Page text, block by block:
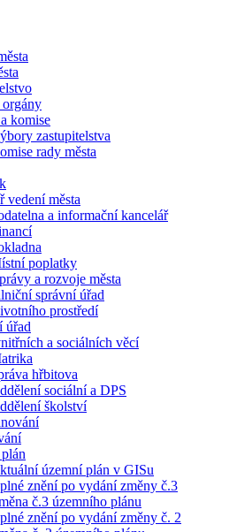
komise
zastupitelstva
rady města
vedení města
a informační kancelář
poplatky
a rozvoje města
správní úřad
prostředí
úřad
a sociálních věcí
hřbitova
sociální a DPS
školství
územní plán v GISu
znění po vydání změny č.3
č.3 územního plánu
znění po vydání změny č. 2